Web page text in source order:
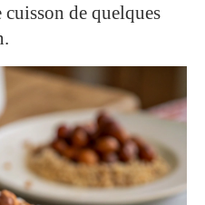
de quelques